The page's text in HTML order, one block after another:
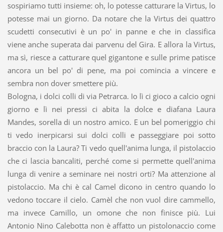
sospiriamo tutti insieme: oh, lo potesse catturare la Virtus, lo
potesse mai un giorno. Da notare che la Virtus dei quattro
scudetti consecutivi è un po' in panne e che in classifica
viene anche superata dai parvenu del Gira. E allora la Virtus,
ma sì, riesce a catturare quel gigantone e sulle prime patisce
ancora un bel po' di pene, ma poi comincia a vincere e
sembra non dover smettere più.
Bologna, i dolci colli di via Petrarca. Io lì ci gioco a calcio ogni
giorno e lì nei pressi ci abita la dolce e diafana Laura
Mandes, sorella di un nostro amico. E un bel pomeriggio chi
ti vedo inerpicarsi sui dolci colli e passeggiare poi sotto
braccio con la Laura? Ti vedo quell'anima lunga, il pistolaccio
che ci lascia bancaliti, perché come si permette quell'anima
lunga di venire a seminare nei nostri orti? Ma attenzione al
pistolaccio. Ma chi è cal Camel dicono in centro quando lo
vedono toccare il cielo. Camèl che non vuol dire cammello,
ma invece Camillo, un omone che non finisce più. Lui
Antonio Nino Calebotta non è affatto un pistolonaccio come